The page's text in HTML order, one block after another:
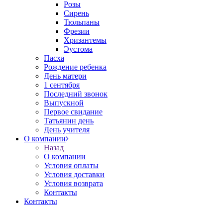
Розы
Сирень
Тюльпаны
Фрезии
Хризантемы
Эустома
Пасха
Рождение ребенка
День матери
1 сентября
Последний звонок
Выпускной
Первое свидание
Татьянин день
День учителя
О компании
Назад
О компании
Условия оплаты
Условия доставки
Условия возврата
Контакты
Контакты